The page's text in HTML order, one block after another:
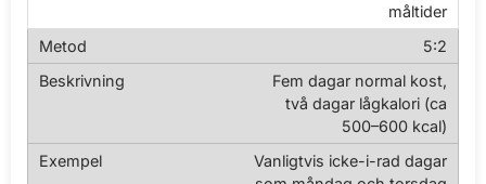
måltider
5:2
Fem dagar normal kost,
två dagar lågkalori (ca
500–600 kcal)
Vanligtvis icke-i-rad dagar